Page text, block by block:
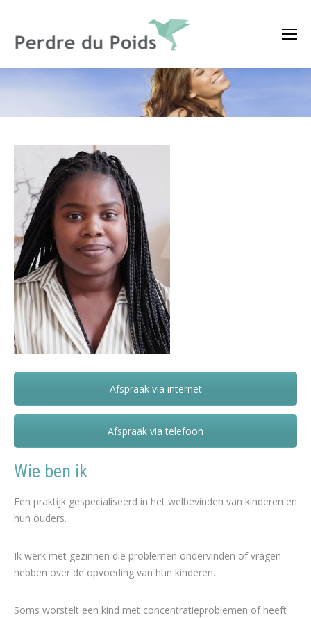
Jonelle Mpanyama – Nederlands
Wie ben ik
Een praktijk gespecialiseerd in het welbevinden van kinderen en
hun ouders.
Ik werk met gezinnen die problemen ondervinden of vragen
hebben over de opvoeding van hun kinderen.
Soms worstelt een kind met concentratieproblemen of heeft
Afspraak via internet
Afspraak via telefoon